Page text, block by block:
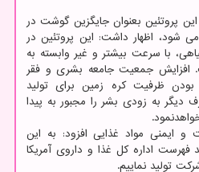
پروتئین بعنوان جایگزین گوشت در
شود، اظهار داشت: این پروتئین در
با سرعت بیشتر و غیر وابسته به
افزایش جمعیت جامعه بشری و فقر
ظرفیت کره زمین برای تولید
دیگر به زودی بشر را مجبور به پیدا
و ایمنی مواد غذایی افزود: به این
فهرست اداره کل غذا و داروی آمریکا
تولید نماییم.